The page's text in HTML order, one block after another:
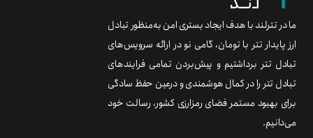
ما در تترلند با هدف ایجاد بستری امن به‌منظور تبادل
ارز پایدار تتر با تومان، گامی نو در ارائه سرویس‌های
تبادل تتر برداشتیم و پیش‌بردن تمامی فرایندهای
تبادل تتر را در کمال هوشمندی و درعین حفظ سادگی
برای بهبود مستمر فضای رمزارزی کشور، رسالت خود
می‌دانیم.